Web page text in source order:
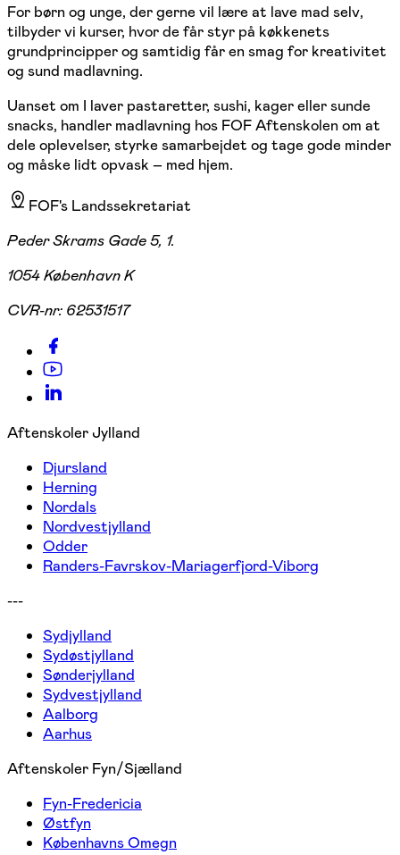
For børn og unge, der gerne vil lære at lave mad selv,
tilbyder vi kurser, hvor de får styr på køkkenets
grundprincipper og samtidig får en smag for kreativitet
og sund madlavning.
Uanset om I laver pastaretter, sushi, kager eller sunde
snacks, handler madlavning hos FOF Aftenskolen om at
dele oplevelser, styrke samarbejdet og tage gode minder
og måske lidt opvask – med hjem.
FOF's Landssekretariat
Peder Skrams Gade 5, 1.
1054 København K
CVR-nr: 62531517
Aftenskoler Jylland
Djursland
Herning
Nordals
Nordvestjylland
Odder
Randers-Favrskov-Mariagerfjord-Viborg
---
Sydjylland
Sydøstjylland
Sønderjylland
Sydvestjylland
Aalborg
Aarhus
Aftenskoler Fyn/Sjælland
Fyn-Fredericia
Østfyn
Københavns Omegn